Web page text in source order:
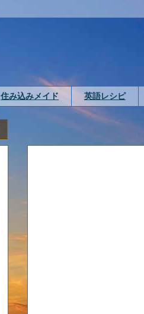
住み込みメイド 英語レシピ